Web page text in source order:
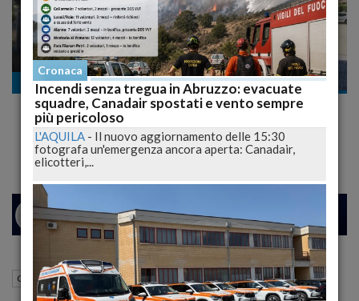
Cronaca nazionale
Bimbo annega in piscina, bagnino scompare
e poi viene trovato morto
MILANO 24
Cronaca nazionale Cologne (BS) 25 Giugno 2025 16:03
Cronaca
Incendi senza tregua in Abruzzo: evacuate
squadre, Canadair spostati e vento sempre
più pericoloso
L'AQUILA - Il nuovo aggiornamento delle 15:30
fotografa un'emergenza ancora aperta: Canadair,
elicotteri,...